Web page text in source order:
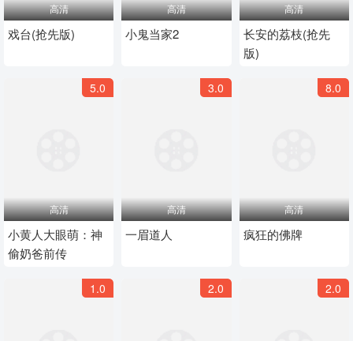
高清
戏台(抢先版)
高清
小鬼当家2
高清
长安的荔枝(抢先
版)
5.0
高清
小黄人大眼萌：神
偷奶爸前传
3.0
高清
一眉道人
8.0
高清
疯狂的佛牌
1.0 2.0 2.0